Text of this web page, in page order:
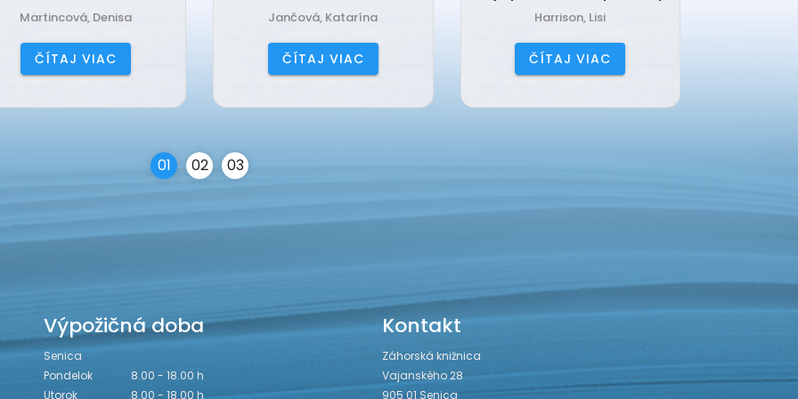
Martincová, Denisa
ČÍTAJ VIAC
Jančová, Katarína
ČÍTAJ VIAC
Harrison, Lisi
ČÍTAJ VIAC
01 02 03
Výpožičná doba
Senica
Pondelok
8.00 - 18.00 h
Utorok
8.00 - 18.00 h
Kontakt
Záhorská knižnica
Vajanského 28
905 01 Senica